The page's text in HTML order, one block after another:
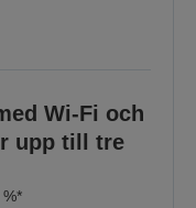
Wi-Fi och
upp till tre